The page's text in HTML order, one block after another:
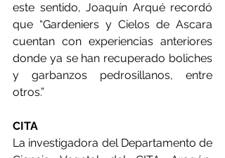
este sentido, Joaquín Arqué recordó
que “Gardeniers y Cielos de Ascara
cuentan con experiencias anteriores
donde ya se han recuperado boliches
y garbanzos pedrosillanos, entre
otros.”
CITA
La investigadora del Departamento de